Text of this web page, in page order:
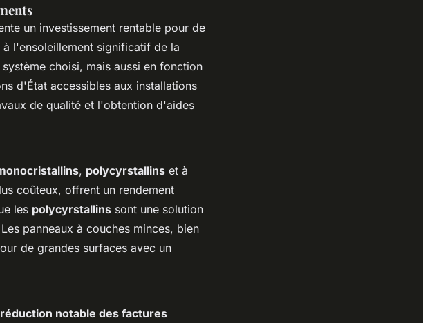
un investissement rentable pour de
l'ensoleillement significatif de la
choisi, mais aussi en fonction
d'État accessibles aux installations
de qualité et l'obtention d'aides
, polycyrstallins et à
coûteux, offrent un rendement
les polycyrstallins sont une solution
panneaux à couches minces, bien
de grandes surfaces avec un
réduction notable des factures